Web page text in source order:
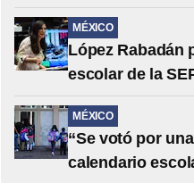
MÉXICO
López Rabadán
escolar de la
MÉXICO
“Se votó por
calendario